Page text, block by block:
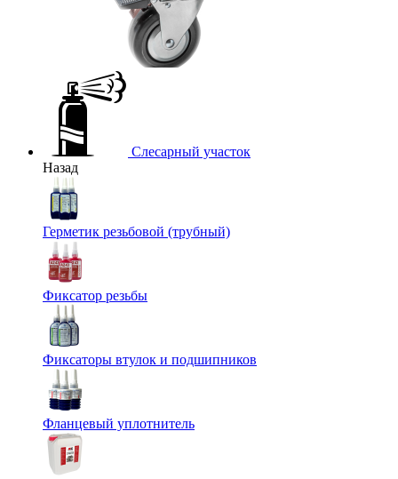
Слесарный участок
Назад
Герметик резьбовой (трубный)
Фиксатор резьбы
Фиксаторы втулок и подшипников
Фланцевый уплотнитель